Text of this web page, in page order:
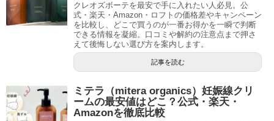
クレオズボーテを最安で手に入れたい人必見。公
式・楽天・Amazon・ロフトの価格差やキャンペーン
を比較し、どこで買うのが一番お得かを一瞬で判断
できる情報を凝縮。口コミや解約の注意点まで押さ
えて後悔しない選び方を案内します。
記事を読む
ミテラ（mitera organics）妊娠線クリ
ームの最安値はどこ？公式・楽天・
Amazonを徹底比較